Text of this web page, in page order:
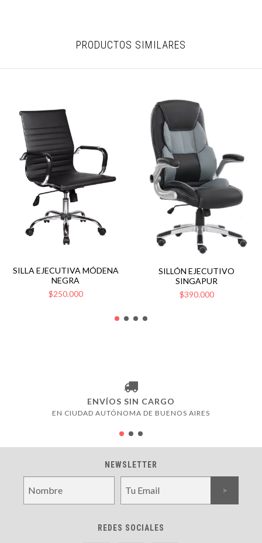
PRODUCTOS SIMILARES
SILLA EJECUTIVA MÓDENA
NEGRA
$250.000
SILLÓN EJECUTIVO
SINGAPUR
$390.000
ENVÍOS SIN CARGO
EN CIUDAD AUTÓNOMA DE BUENOS AIRES
NEWSLETTER
REDES SOCIALES